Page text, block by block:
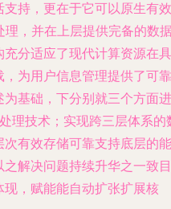
持，更在于它可以原生有效
，并在上层提供完备的数
分适应了现代计算资源在具
为用户信息管理提供了可靠
基础，下分别就三个方面进
理技术；实现跨三层体系的
有效存储可靠支持底层的能
解决问题持续升华之一致目
，赋能能自动扩张扩展核